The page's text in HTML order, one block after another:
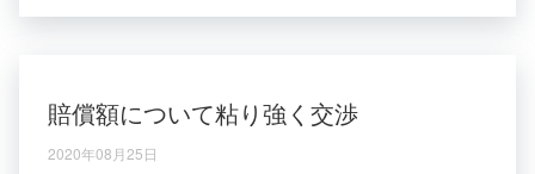
賠償額について粘り強く交渉
2020年08月25日